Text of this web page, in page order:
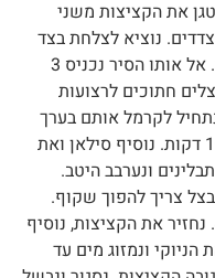
את הקציצות משני
נוציא לצלחת בצד
3. ⁠אל אותו הסיר נכניס 3
חתוכים לרצועות
לקרמל אותם בערך
10 דקות. נוסיף סילאן ואת
ונערבב היטב.
צריך להפוך שקוף.
4. ⁠נחזיר את הקציצות, נוסיף
הניוקי ונמזוג מים עד